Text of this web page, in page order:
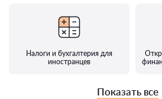
Налоги и бухгалтерия для
иностранцев
Показать все